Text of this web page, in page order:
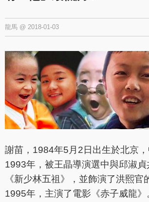
龍馬 @ 2018-01-03
謝苗，1984年5月2日出生於北京，
1993年，被王晶導演選中與邱淑
《新少林五祖》，並飾演了洪熙官
1995年，主演了電影《赤子威龍